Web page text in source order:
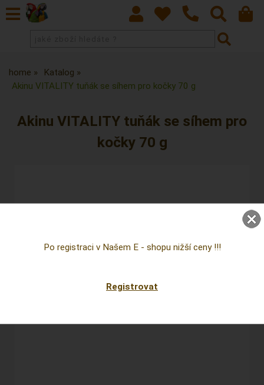
home
Katalog
Akinu VITALITY tuňák se síhem pro kočky 70 g
Akinu VITALITY tuňák se síhem pro
kočky 70 g
Po registraci v Našem E - shopu nižší ceny !!!
Registrovat